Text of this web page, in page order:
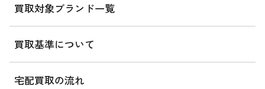
買取対象ブランド一覧
買取基準について
宅配買取の流れ